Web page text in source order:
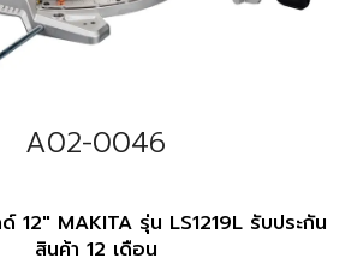
A02-0046
12" MAKITA รุ่น LS1219L รับประกัน
สินค้า 12 เดือน